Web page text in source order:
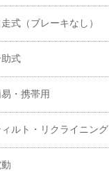
走式（ブレーキなし）
式
・携帯用
ィルト・リクライニング